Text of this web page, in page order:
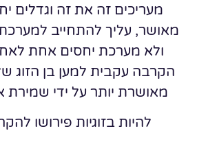
מעריכים זה את זה וגדלים
מאושר, עליך להתחייב
ולא מערכת יחסים אחת
הקרבה עקבית למען בן הזוג
מאושרת יותר על ידי
להיות בזוגיות פירושו